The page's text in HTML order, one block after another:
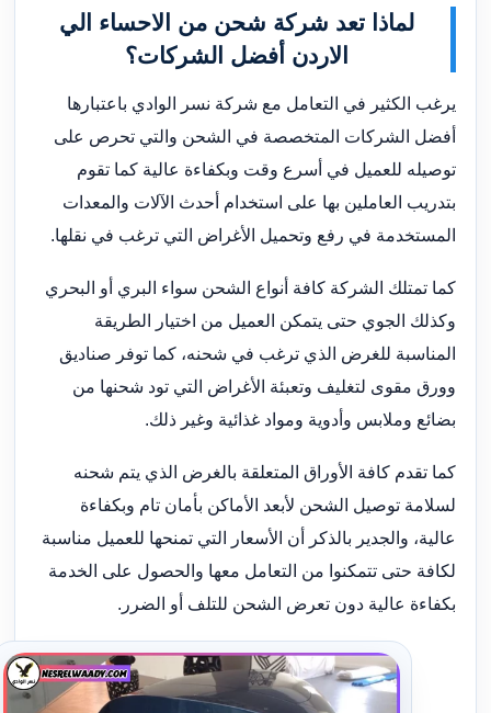
لماذا تعد شركة شحن من الاحساء الي
الاردن أفضل الشركات؟
يرغب الكثير في التعامل مع شركة نسر الوادي باعتبارها
أفضل الشركات المتخصصة في الشحن والتي تحرص على
توصيله للعميل في أسرع وقت وبكفاءة عالية كما تقوم
بتدريب العاملين بها على استخدام أحدث الآلات والمعدات
المستخدمة في رفع وتحميل الأغراض التي ترغب في نقلها.
كما تمتلك الشركة كافة أنواع الشحن سواء البري أو البحري
وكذلك الجوي حتى يتمكن العميل من اختيار الطريقة
المناسبة للغرض الذي ترغب في شحنه، كما توفر صناديق
وورق مقوى لتغليف وتعبئة الأغراض التي تود شحنها من
بضائع وملابس وأدوية ومواد غذائية وغير ذلك.
كما تقدم كافة الأوراق المتعلقة بالغرض الذي يتم شحنه
لسلامة توصيل الشحن لأبعد الأماكن بأمان تام وبكفاءة
عالية، والجدير بالذكر أن الأسعار التي تمنحها للعميل مناسبة
لكافة حتى تتمكنوا من التعامل معها والحصول على الخدمة
بكفاءة عالية دون تعرض الشحن للتلف أو الضرر.